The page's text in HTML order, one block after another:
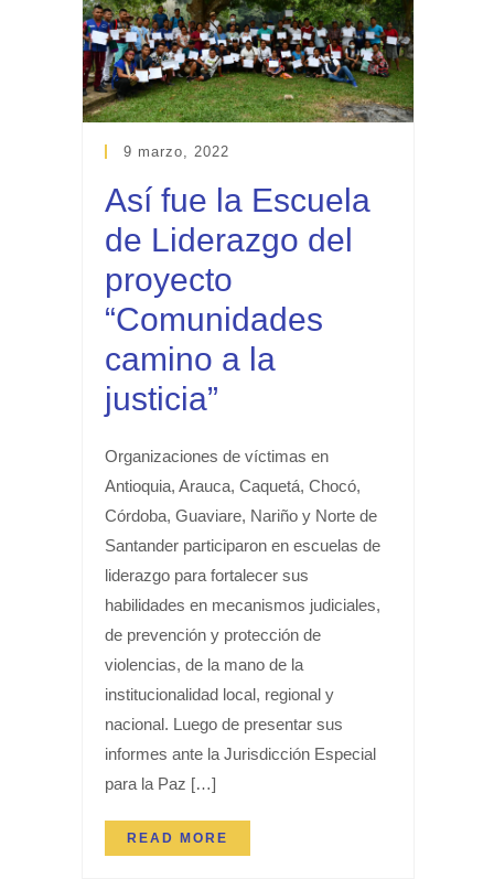
9 marzo, 2022
Así fue la Escuela
de Liderazgo del
proyecto
“Comunidades
camino a la
justicia”
Organizaciones de víctimas en
Antioquia, Arauca, Caquetá, Chocó,
Córdoba, Guaviare, Nariño y Norte de
Santander participaron en escuelas de
liderazgo para fortalecer sus
habilidades en mecanismos judiciales,
de prevención y protección de
violencias, de la mano de la
institucionalidad local, regional y
nacional. Luego de presentar sus
informes ante la Jurisdicción Especial
para la Paz […]
READ MORE